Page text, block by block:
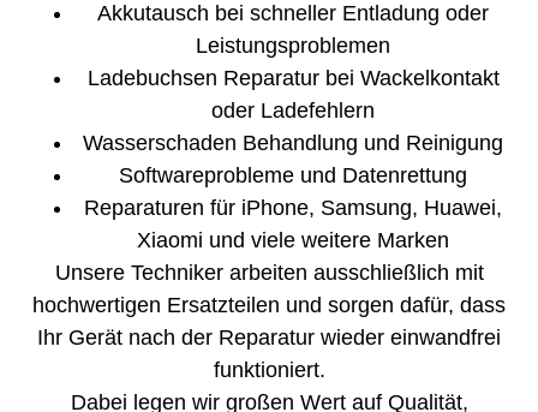
Akkutausch bei schneller Entladung oder
Leistungsproblemen
Ladebuchsen Reparatur bei Wackelkontakt
oder Ladefehlern
Wasserschaden Behandlung und Reinigung
Softwareprobleme und Datenrettung
Reparaturen für iPhone, Samsung, Huawei,
Xiaomi und viele weitere Marken
Unsere Techniker arbeiten ausschließlich mit
hochwertigen Ersatzteilen und sorgen dafür, dass
Ihr Gerät nach der Reparatur wieder einwandfrei
funktioniert.
Dabei legen wir großen Wert auf Qualität,